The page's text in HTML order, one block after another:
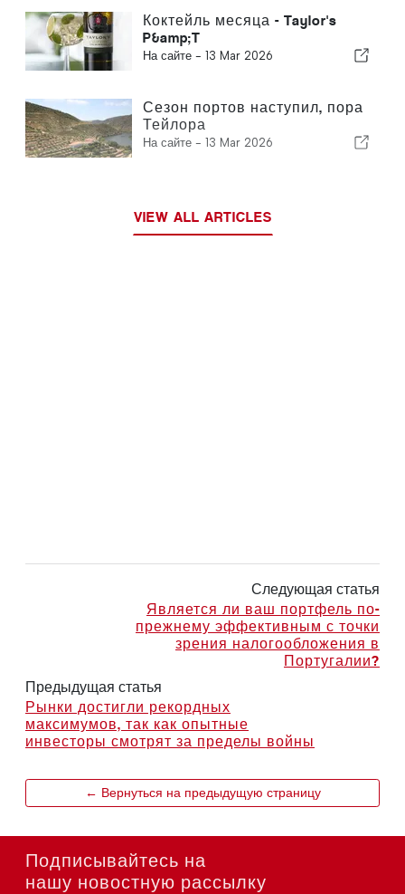
Коктейль месяца - Taylor's
P&amp;T
На сайте - 13 Mar 2026
Сезон портов наступил, пора
Тейлора
На сайте - 13 Mar 2026
VIEW ALL ARTICLES
Следующая статья
Является ли ваш портфель по-
прежнему эффективным с точки
зрения налогообложения в
Португалии?
Предыдущая статья
Рынки достигли рекордных
максимумов, так как опытные
инвесторы смотрят за пределы войны
← Вернуться на предыдущую страницу
Подписывайтесь на
нашу новостную рассылку